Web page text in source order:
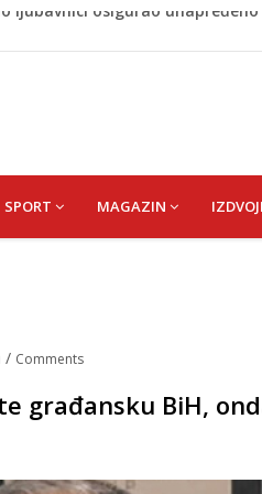
Alija Izetbegović, lider koji
njegova reakcija je
ljubavnici osigurao unapređeno
SPORT MAGAZIN
/ Comments
građansku BiH,